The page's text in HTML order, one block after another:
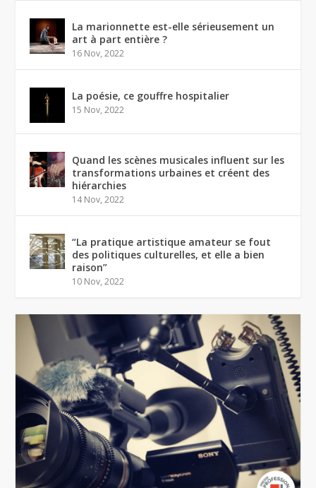
La marionnette est-elle sérieusement un
art à part entière ?
16 Nov, 2022
La poésie, ce gouffre hospitalier
15 Nov, 2022
Quand les scènes musicales influent sur les
transformations urbaines et créent des
hiérarchies
14 Nov, 2022
“La pratique artistique amateur se fout
des politiques culturelles, et elle a bien
raison”
10 Nov, 2022